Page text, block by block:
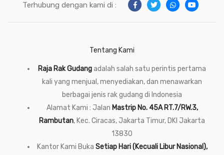
Terhubung dengan kami di :
Tentang Kami
Raja Rak Gudangadalah salah satu perintis pertama
kali yang menjual, menyediakan, dan menawarkan
berbagai jenis rak gudang di Indonesia
Alamat Kami : Jalan Mastrip No. 45A RT.7/RW.3,
Rambutan, Kec. Ciracas, Jakarta Timur, DKI Jakarta
13830
Kantor Kami Buka Setiap Hari (Kecuali Libur Nasional),